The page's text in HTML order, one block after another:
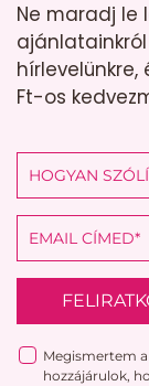
Ne maradj le
hírlevelünkre,
Ft-os
Megismertem a
hozzájárulok,